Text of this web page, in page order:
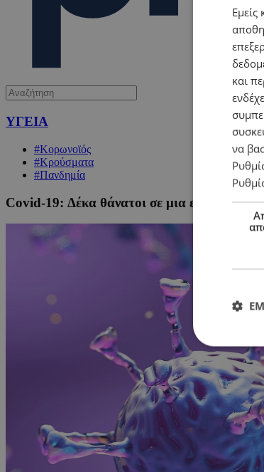
ΥΓΕΙΑ
#Κορωνοϊός
#Κρούσματα
#Πανδημία
Covid-19: Δέκα θάνατοι σε μια εβδομάδα
Εμείς
και
να